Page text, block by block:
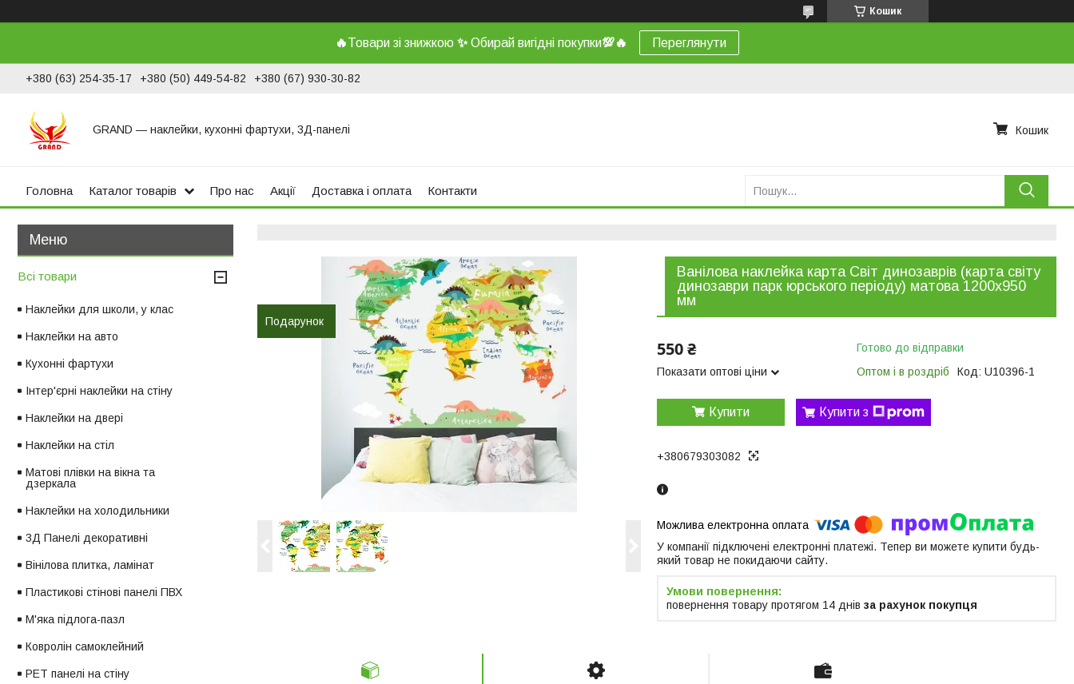
Кошик
🔥Товари зі знижкою ✨Обирай вигідні покупки💯🔥 Переглянути
+380 (63) 254-35-17 +380 (50) 449-54-82 +380 (67) 930-30-82
GRAND ― наклейки, кухонні фартухи, 3Д-панелі Кошик
Головна Каталог товарів Про нас Акції Доставка і оплата Контакти
Подарунок
Ванілова наклейка карта Світ динозаврів (карта світу
динозаври парк юрського періоду) матова 1200х950
мм
550 ₴
Показати оптові ціни
Готово до відправки
Оптом і в роздріб
Код: U10396-1
Купити Купити з
+380679303082
У компанії підключені електронні платежі. Тепер ви можете купити будь-
який товар не покидаючи сайту.
повернення товару протягом 14 днів за рахунок покупця
Всі товари
Наклейки для школи, у клас
Наклейки на авто
Кухонні фартухи
Інтер'єрні наклейки на стіну
Наклейки на двері
Наклейки на стіл
Матові плівки на вікна та
дзеркала
Наклейки на холодильники
3Д Панелі декоративні
Вінілова плитка, ламінат
Пластикові стінові панелі ПВХ
М'яка підлога-пазл
Ковролін самоклейний
PET панелі на стіну